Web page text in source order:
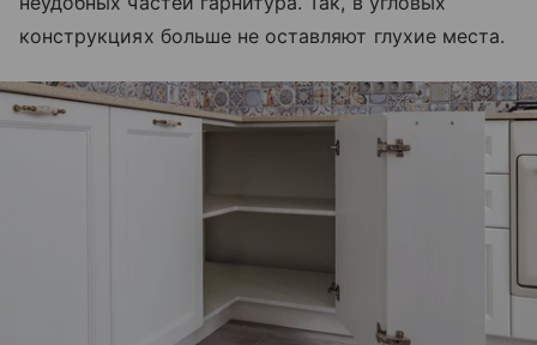
конструкциях больше не оставляют глухие места.